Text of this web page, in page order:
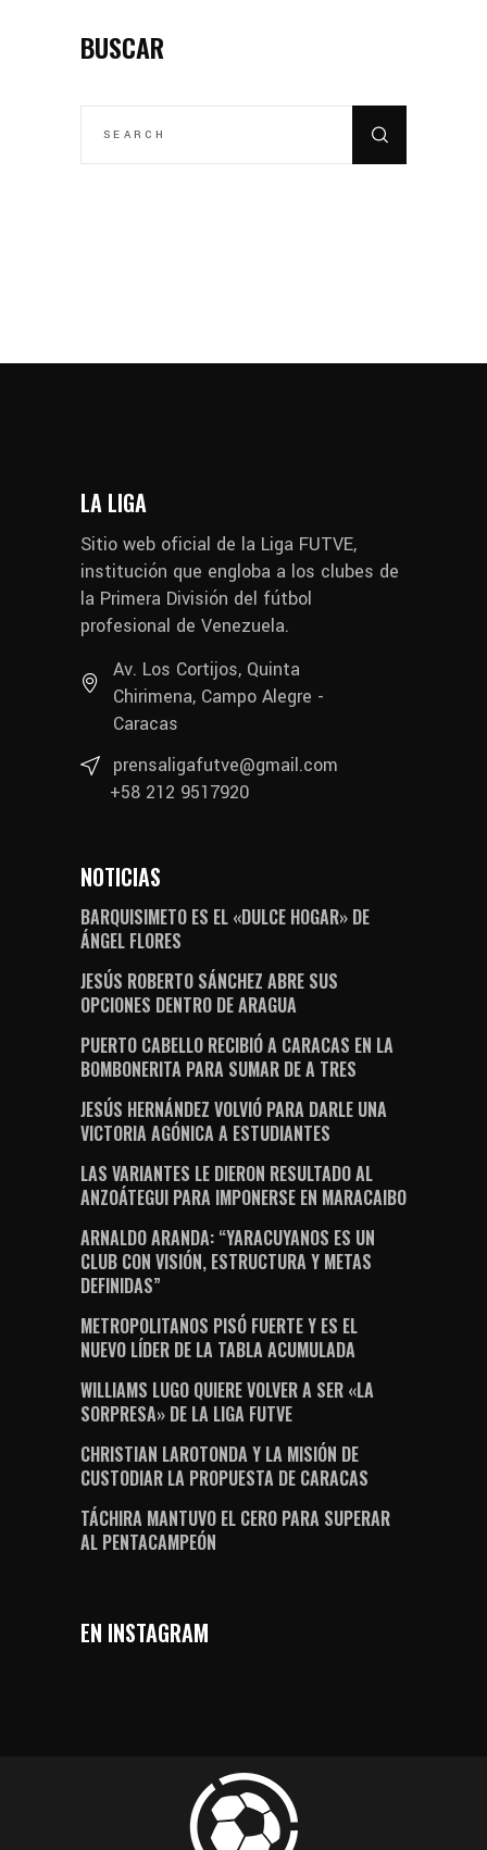
BUSCAR
LA LIGA
Sitio web oficial de la Liga FUTVE,
institución que engloba a los clubes de
la Primera División del fútbol
profesional de Venezuela.
Av. Los Cortijos, Quinta
Chirimena, Campo Alegre -
Caracas
prensaligafutve@gmail.com
+58 212 9517920
NOTICIAS
BARQUISIMETO ES EL «DULCE HOGAR» DE
ÁNGEL FLORES
JESÚS ROBERTO SÁNCHEZ ABRE SUS
OPCIONES DENTRO DE ARAGUA
PUERTO CABELLO RECIBIÓ A CARACAS EN LA
BOMBONERITA PARA SUMAR DE A TRES
JESÚS HERNÁNDEZ VOLVIÓ PARA DARLE UNA
VICTORIA AGÓNICA A ESTUDIANTES
LAS VARIANTES LE DIERON RESULTADO AL
ANZOÁTEGUI PARA IMPONERSE EN MARACAIBO
ARNALDO ARANDA: “YARACUYANOS ES UN
CLUB CON VISIÓN, ESTRUCTURA Y METAS
DEFINIDAS”
METROPOLITANOS PISÓ FUERTE Y ES EL
NUEVO LÍDER DE LA TABLA ACUMULADA
WILLIAMS LUGO QUIERE VOLVER A SER «LA
SORPRESA» DE LA LIGA FUTVE
CHRISTIAN LAROTONDA Y LA MISIÓN DE
CUSTODIAR LA PROPUESTA DE CARACAS
TÁCHIRA MANTUVO EL CERO PARA SUPERAR
AL PENTACAMPEÓN
EN INSTAGRAM